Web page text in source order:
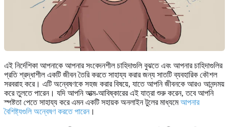
এই নির্দেশিকা আপনাকে আপনার সংবেদনশীল চাহিদাগুলি বুঝতে এবং আপনার চাহিদাগুলির
প্রতি শ্রদ্ধাশীল একটি জীবন তৈরি করতে সাহায্য করার জন্য সাতটি ব্যবহারিক কৌশল
সরবরাহ করে। এটি অন্বেষণকে সহজ করার বিষয়ে, যাতে আপনি জীবনকে আরও আনন্দময়
করে তুলতে পারেন। যদি আপনি আত্ম-আবিষ্কারের এই যাত্রা শুরু করেন, তবে আপনি
স্পষ্টতা পেতে সাহায্য করে এমন একটি সহায়ক অনলাইন টুলের মাধ্যমেআপনার
বৈশিষ্ট্যগুলি অন্বেষণ করতে পারেন ।